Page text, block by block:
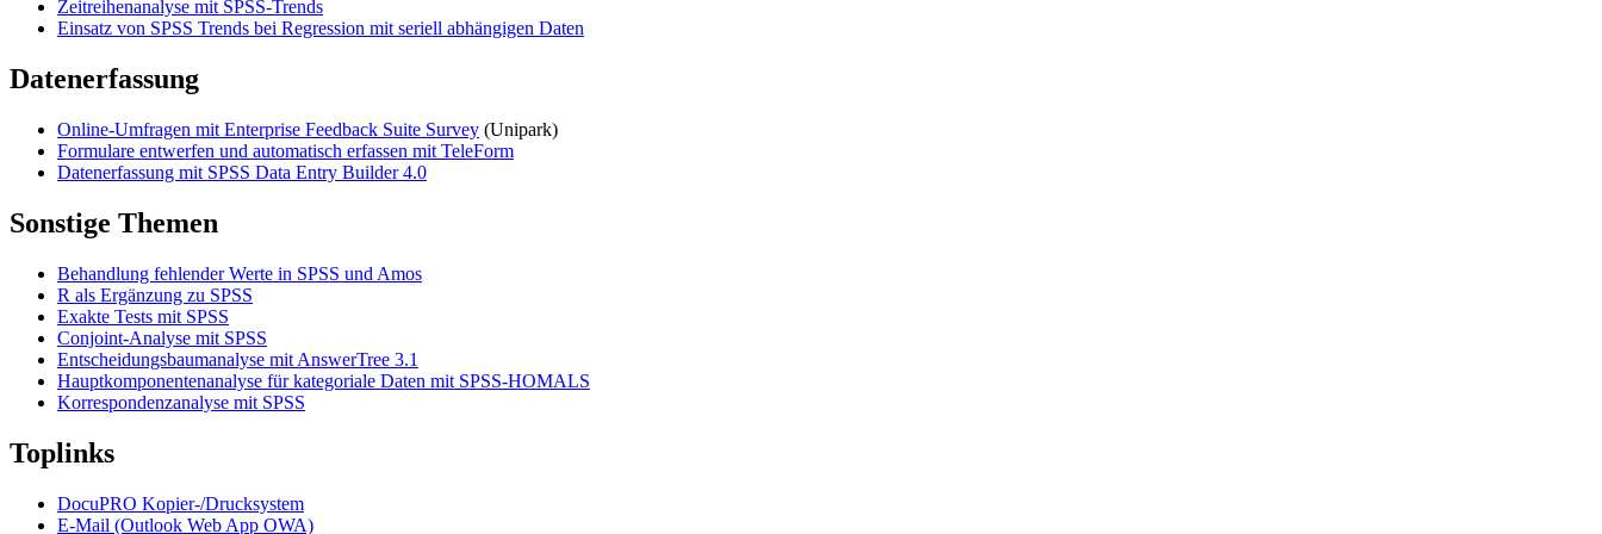
Zeitreihenanalyse mit SPSS-Trends
Einsatz von SPSS Trends bei Regression mit seriell abhängigen Daten
Datenerfassung
Online-Umfragen mit Enterprise Feedback Suite Survey (Unipark)
Formulare entwerfen und automatisch erfassen mit TeleForm
Datenerfassung mit SPSS Data Entry Builder 4.0
Sonstige Themen
Behandlung fehlender Werte in SPSS und Amos
R als Ergänzung zu SPSS
Exakte Tests mit SPSS
Conjoint-Analyse mit SPSS
Entscheidungsbaumanalyse mit AnswerTree 3.1
Hauptkomponentenanalyse für kategoriale Daten mit SPSS-HOMALS
Korrespondenzanalyse mit SPSS
Toplinks
DocuPRO Kopier-/Drucksystem
E-Mail (Outlook Web App OWA)